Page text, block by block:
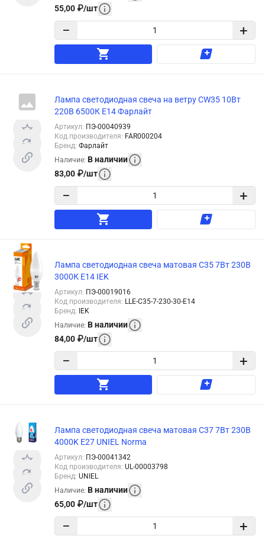
55,00 ₽/шт
− +
Лампа светодиодная свеча на ветру СW35 10Вт
220В 6500К Е14 Фарлайт
Артикул: ПЭ-00040939
Код производителя: FAR000204
Бренд: Фарлайт
Наличие: В наличии
83,00 ₽/шт
− +
Лампа светодиодная свеча матовая C35 7Вт 230В
3000К E14 IEK
Артикул: ПЭ-00019016
Код производителя: LLE-C35-7-230-30-E14
Бренд: IEK
Наличие: В наличии
84,00 ₽/шт
− +
Лампа светодиодная свеча матовая C37 7Вт 230В
4000K E27 UNIEL Norma
Артикул: ПЭ-00041342
Код производителя: UL-00003798
Бренд: UNIEL
Наличие: В наличии
65,00 ₽/шт
− +